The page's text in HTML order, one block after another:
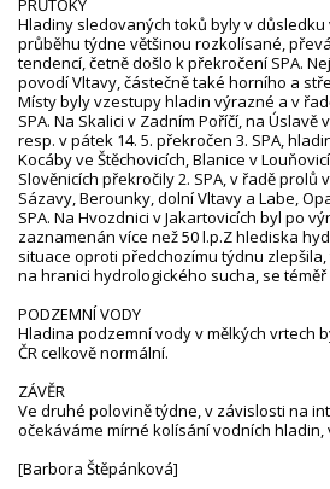
PRŮTOKY
Hladiny sledovaných toků byly v
průběhu týdne většinou rozkolísané,
tendencí, četně došlo k překročení SPA.
povodí Vltavy, částečně také horního a
Místy byly vzestupy hladin výrazné a v
SPA. Na Skalici v Zadním Poříčí, na Úslavě
resp. v pátek 14. 5. překročen 3. SPA,
Kocáby ve Štěchovicích, Blanice v
Slověnicích překročily 2. SPA, v řadě profilů
Sázavy, Berounky, dolní Vltavy a Labe,
SPA. Na Hvozdnici v Jakartovicích byl po
zaznamenán více než 50 l.p.Z hlediska
situace oproti předchozímu týdnu
na hranici hydrologického sucha, se
PODZEMNÍ VODY
Hladina podzemní vody v mělkých vrtech
ČR celkově normální.
ZÁVĚR
Ve druhé polovině týdne, v závislosti na
očekáváme mírné kolísání vodních hladin,
[Barbora Štěpánková]